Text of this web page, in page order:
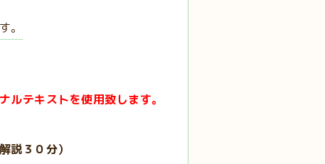
。
テキストを使用致します。
説３０分）